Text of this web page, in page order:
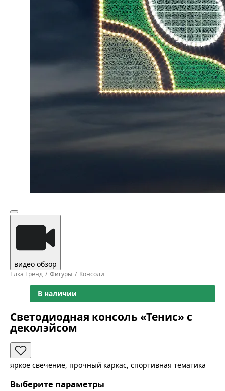
видео обзор
Ёлка Тренд Фигуры Консоли
В наличии
Светодиодная консоль «Тенис» с
деколэйсом
яркое свечение, прочный каркас, спортивная тематика
Выберите параметры